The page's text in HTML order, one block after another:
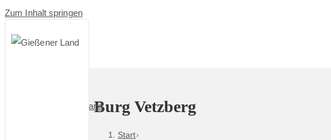
Zum Inhalt springen
Das GießenerLandBurg Vetzberg
Start›